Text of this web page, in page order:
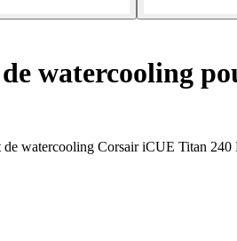
watercooling
de watercooling Corsair iCUE Titan